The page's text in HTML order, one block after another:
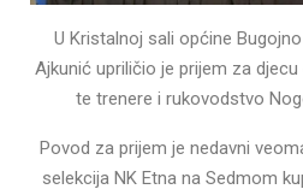
U Kristalnoj sali općine
Ajkunić upriličio je prijem za
te trenere i rukovodstvo
Povod za prijem je nedavni
selekcija NK Etna na Sedmom